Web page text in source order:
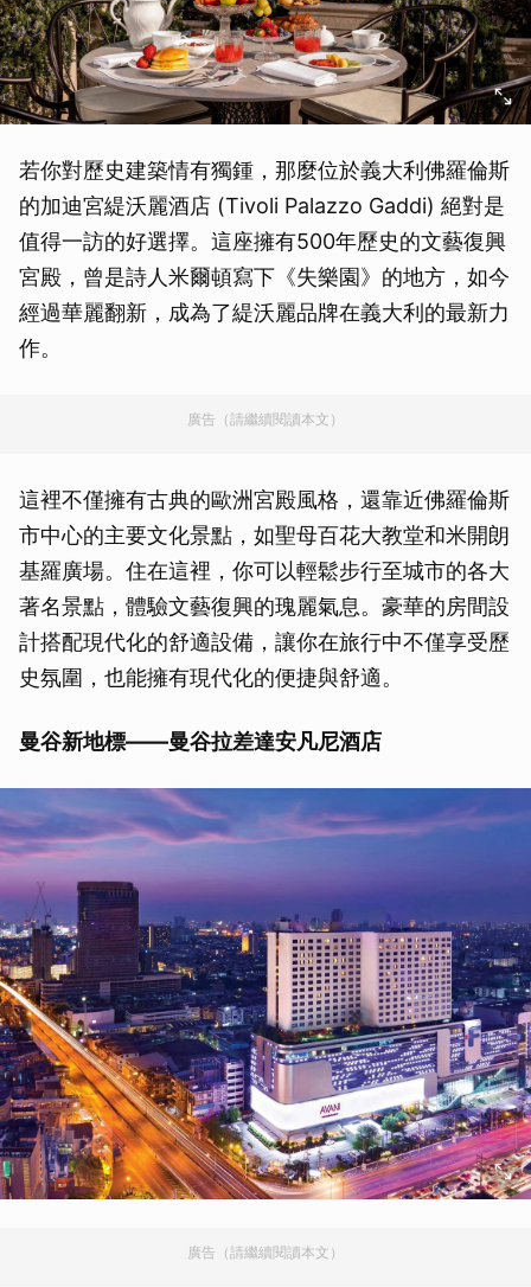
若你對歷史建築情有獨鍾，那麼位於義大利佛羅倫斯
的加迪宮緹沃麗酒店 (Tivoli Palazzo Gaddi) 絕對是
值得一訪的好選擇。這座擁有500年歷史的文藝復興
宮殿，曾是詩人米爾頓寫下《失樂園》的地方，如今
經過華麗翻新，成為了緹沃麗品牌在義大利的最新力
作。
廣告（請繼續閱讀本文）
這裡不僅擁有古典的歐洲宮殿風格，還靠近佛羅倫斯
市中心的主要文化景點，如聖母百花大教堂和米開朗
基羅廣場。住在這裡，你可以輕鬆步行至城市的各大
著名景點，體驗文藝復興的瑰麗氣息。豪華的房間設
計搭配現代化的舒適設備，讓你在旅行中不僅享受歷
史氛圍，也能擁有現代化的便捷與舒適。
曼谷新地標——曼谷拉差達安凡尼酒店
廣告（請繼續閱讀本文）